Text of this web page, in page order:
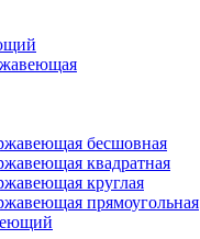
бесшовная
квадратная
круглая
прямоугольная